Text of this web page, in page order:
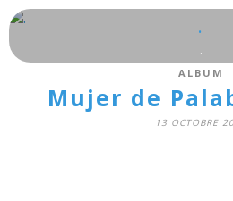
.
.
ALBUM
Mujer de
13 OCTOBRE